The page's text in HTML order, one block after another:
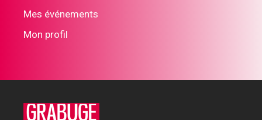
Mes événements
Mon profil